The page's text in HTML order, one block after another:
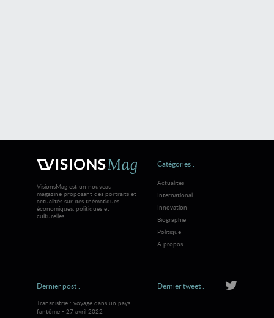
VisionsMag est un nouveau
magazine proposant des portraits et
actualités sur des thématiques
économiques, politiques et
culturelles...
Catégories :
Actualités
International
Innovation
Biographie
Politique
A propos
Dernier post :
Transnistrie : voyage dans un pays
fantôme - 27 avril 2022
Dernier tweet :